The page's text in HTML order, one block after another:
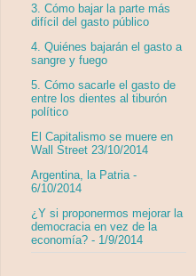
3. Cómo bajar la parte más
difícil del gasto público
4. Quiénes bajarán el gasto a
sangre y fuego
5. Cómo sacarle el gasto de
entre los dientes al tiburón
político
El Capitalismo se muere en
Wall Street 23/10/2014
Argentina, la Patria -
6/10/2014
¿Y si proponermos mejorar la
democracia en vez de la
economía? - 1/9/2014